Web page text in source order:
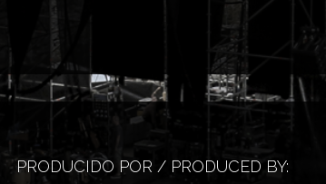
PRODUCIDO POR / PRODUCED BY: